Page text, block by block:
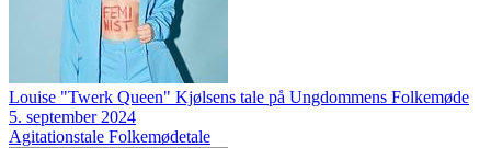
Louise "Twerk Queen" Kjølsens tale på Ungdommens Folkemøde
5. september 2024
Agitationstale Folkemødetale